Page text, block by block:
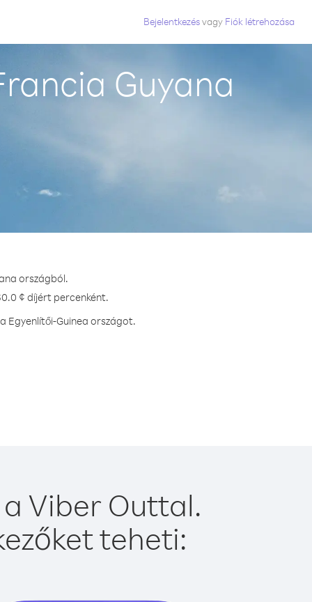
Bejelentkezésvagy Fiók létrehozása
Guyana
országból.
¢ díjért percenként.
Egyenlítői-Guinea országot.
Viber Outtal.
teheti: